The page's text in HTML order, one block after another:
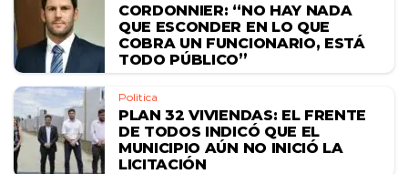
CORDONNIER: “NO HAY NADA
QUE ESCONDER EN LO QUE
COBRA UN FUNCIONARIO, ESTÁ
TODO PÚBLICO”
Politica
PLAN 32 VIVIENDAS: EL FRENTE
DE TODOS INDICÓ QUE EL
MUNICIPIO AÚN NO INICIÓ LA
LICITACIÓN